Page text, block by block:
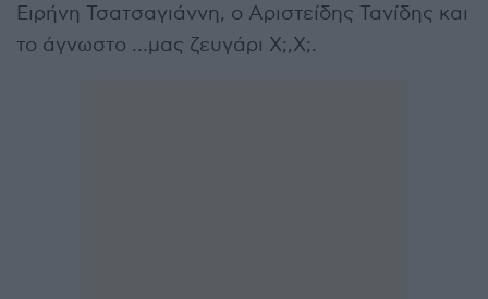
Ειρήνη Τσατσαγιάννη, ο Αριστείδης Τανίδης και
το άγνωστο …μας ζευγάρι Χ;,Χ;.